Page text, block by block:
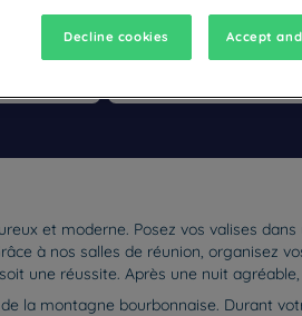
et moderne. Posez vos valises
à nos salles de réunion, organisez
une réussite. Après une nuit
la montagne bourbonnaise. Durant
Decline cookies Accept